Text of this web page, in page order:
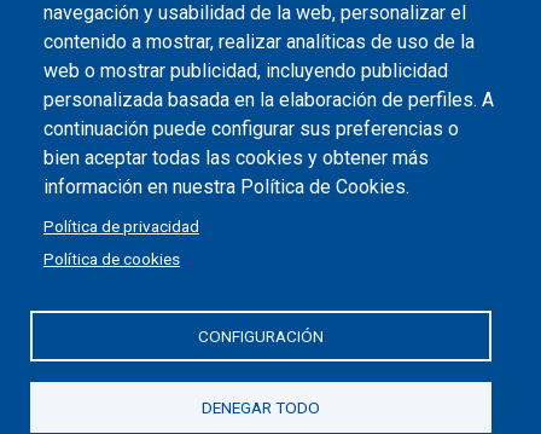
navegación y usabilidad de la web, personalizar el
contenido a mostrar, realizar analíticas de uso de la
web o mostrar publicidad, incluyendo publicidad
personalizada basada en la elaboración de perfiles. A
continuación puede configurar sus preferencias o
bien aceptar todas las cookies y obtener más
información en nuestra Política de Cookies.
Política de privacidad
Política de cookies
CONFIGURACIÓN
DENEGAR TODO
dgitc@jccm.es
925 269043
Redes sociales JCCM
Menú legal
Accesibilidad Aviso legal Protección de datos